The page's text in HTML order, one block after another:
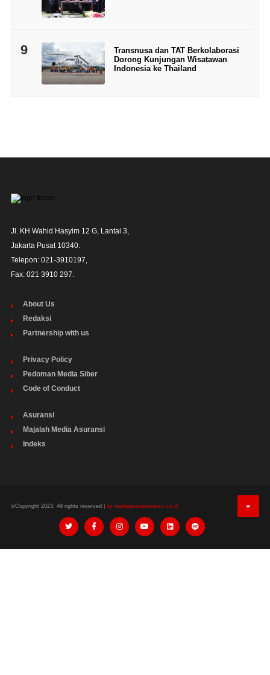
9
Transnusa dan TAT Berkolaborasi
Dorong Kunjungan Wisatawan
Indonesia ke Thailand
Jl. KH Wahid Hasyim 12 G, Lantai 3,
Jakarta Pusat 10340.
Telepon: 021-3910197,
Fax: 021 3910 297.
About Us
Redaksi
Partnership with us
Privacy Policy
Pedoman Media Siber
Code of Conduct
Asuransi
Majalah Media Asuransi
Indeks
©Copyright 2023. All rights reserved | by mediaasuransinews.co.id.